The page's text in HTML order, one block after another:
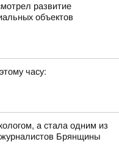
развитие
объектов
часу:
а стала одним из
Брянщины